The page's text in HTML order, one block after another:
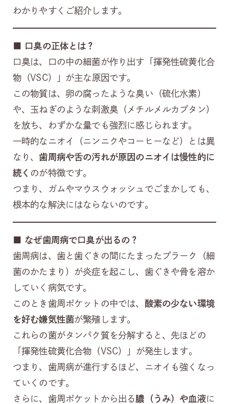
わかりやすくご紹介します。
口臭の正体とは？
口臭は、口の中の細菌が作り出す「揮発性硫黄化合
物（VSC）」が主な原因です。
この物質は、卵の腐ったような臭い（硫化水素）
や、玉ねぎのような刺激臭（メチルメルカプタン）
を放ち、わずかな量でも強烈に感じられます。
一時的なニオイ（ニンニクやコーヒーなど）とは異
なり、歯周病や舌の汚れが原因のニオイは慢性的に
続く のが特徴です。
つまり、ガムやマウスウォッシュでごまかしても、
根本的な解決にはならないのです。
なぜ歯周病で口臭が出るの？
歯周病は、歯と歯ぐきの間にたまったプラーク（細
菌のかたまり）が炎症を起こし、歯ぐきや骨を溶か
していく病気です。
このとき歯周ポケットの中では、 酸素の少ない環境
を好む嫌気性菌が繁殖します。
これらの菌がタンパク質を分解すると、先ほどの
「揮発性硫黄化合物（VSC）」が発生します。
つまり、歯周病が進行するほど、ニオイも強くなっ
ていくのです。
さらに、歯周ポケットから出る 膿（うみ）や血液に